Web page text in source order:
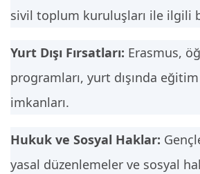
sivil toplum kuruluşları ile ilgili
Yurt Dışı Fırsatları: Erasmus,
programları, yurt dışında
imkanları.
Hukuk ve Sosyal Haklar:
yasal düzenlemeler ve sosyal